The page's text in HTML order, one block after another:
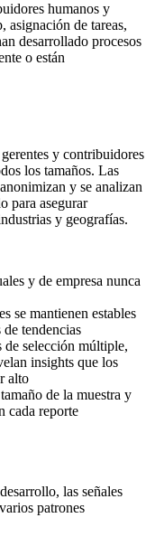
humanos y
asignación de tareas,
desarrollado procesos
o están
y contribuidores
los tamaños. Las
y se analizan
para asegurar
y geografías.
y de empresa nunca
se mantienen estables
tendencias
de selección múltiple,
insights que los
alto
de la muestra y
cada reporte
las señales
patrones